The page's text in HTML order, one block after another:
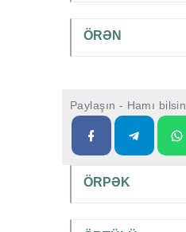
ÖRƏN
Paylaşın - Hamı bilsin
ÖRPƏK